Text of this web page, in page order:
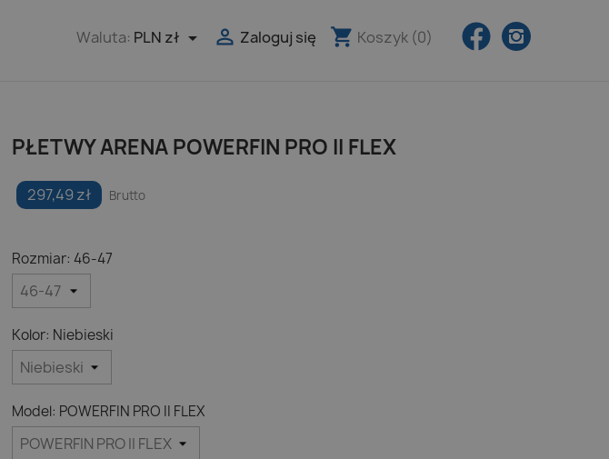
Facebook
shopping_cart Koszyk (0)
 Zaloguj się
Waluta: PLN zł 
PŁETWY ARENA POWERFIN PRO II FLEX
297,49 zł Brutto
Rozmiar: 46-47
Kolor: Niebieski
Model: POWERFIN PRO II FLEX